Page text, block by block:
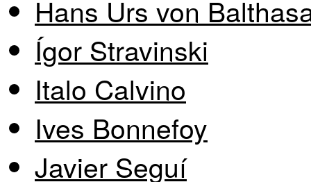
Hans Urs von
Ígor Stravinski
Italo Calvino
Ives Bonnefoy
Javier Seguí